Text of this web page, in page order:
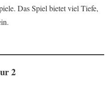
Das Spiel bietet viel Tiefe,
2